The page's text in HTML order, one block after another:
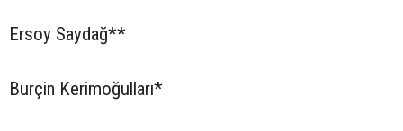
Ersoy Saydağ**
Burçin Kerimoğulları*